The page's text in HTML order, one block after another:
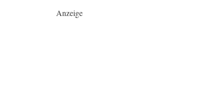
Anzeige